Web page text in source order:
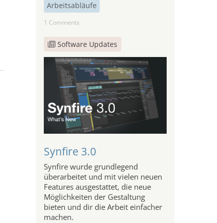
Arbeitsabläufe
1 Comments
Software Updates
Synfire 3.0
Synfire wurde grundlegend
überarbeitet und mit vielen neuen
Features ausgestattet, die neue
Möglichkeiten der Gestaltung
bieten und dir die Arbeit einfacher
machen.